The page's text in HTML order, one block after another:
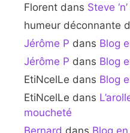
Florent dans Steve
humeur déconnante
Jérôme P dans Blog
Jérôme P dans Blog
EtiNcelLe dans Blog
EtiNcelLe dans
moucheté
Bernard dans Blog